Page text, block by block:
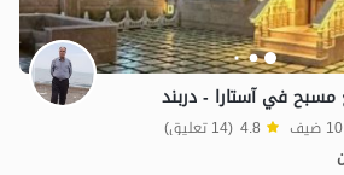
في آستارا - دربند
4.8 (14 تعليق)